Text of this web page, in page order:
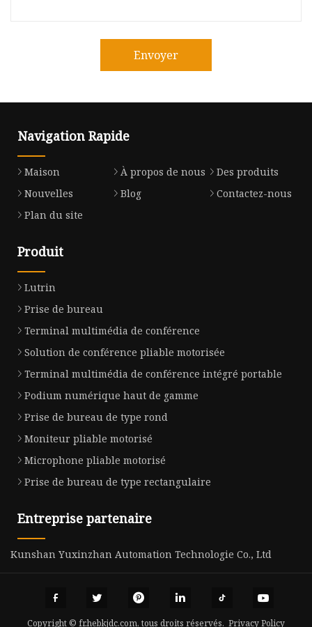
Envoyer
Navigation Rapide
Maison À propos de nous
Des produits
Nouvelles
Blog
Contactez-nous
Plan du site
Produit
Lutrin
Prise de bureau
Terminal multimédia de conférence
Solution de conférence pliable motorisée
Terminal multimédia de conférence intégré portable
Podium numérique haut de gamme
Prise de bureau de type rond
Moniteur pliable motorisé
Microphone pliable motorisé
Prise de bureau de type rectangulaire
Entreprise partenaire
Kunshan Yuxinzhan Automation Technologie Co., Ltd
Copyright © fr.hebkjdc.com, tous droits réservés. Privacy Policy